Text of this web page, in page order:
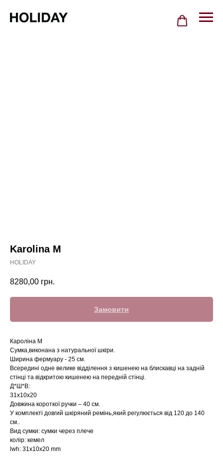
Karolina М
HOLIDAY
8280,00 грн.
Замовити
Кароліна М
Сумка,виконана з натуральної шкіри.
Ширина фермуару - 25 см.
Всередині одне велике відділення з кишенею на блискавці на задній
стінці та відкритою кишенею на передній стінці.
Д*Ш*В:
31x10x20
Довжина короткої ручки – 40 см.
У комплекті довгий шкіряний ремінь,який регулюється від 120 до 140
см..
Вид сумки: сумки через плече
колір: кемел
lwh: 31x10x20 mm